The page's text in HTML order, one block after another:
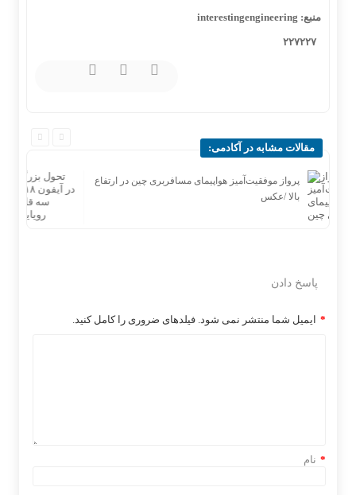
منبع: interestingengineering
مقالات مشابه در آکادمی:
پرواز موفقیت‌آمیز هواپیمای مسافربری چین در ارتفاع
پاسخ دادن
ایمیل شما منتشر نمی شود. فیلدهای ضروری را کامل کنید. *
نام *